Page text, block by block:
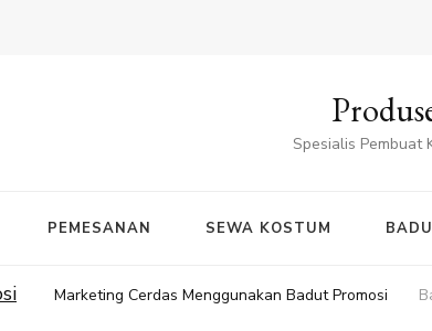
Spesialis Pembuat
PEMESANAN SEWA KOSTUM
Marketing Cerdas Menggunakan Badut Promosi